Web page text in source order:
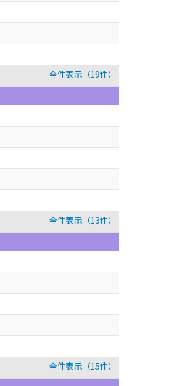
全件表示（19件）
全件表示（13件）
全件表示（15件）